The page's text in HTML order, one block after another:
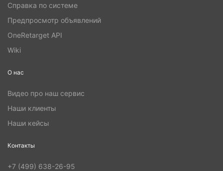
Справка по системе
Предпросмотр объявлений
OneRetarget API
Wiki
О нас
Видео про наш сервис
Наши клиенты
Наши кейсы
Контакты
+7 (499) 638-26-95